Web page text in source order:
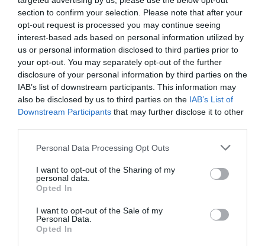
section to confirm your selection. Please note that after your
opt-out request is processed you may continue seeing
interest-based ads based on personal information utilized by
us or personal information disclosed to third parties prior to
your opt-out. You may separately opt-out of the further
disclosure of your personal information by third parties on the
IAB’s list of downstream participants. This information may
also be disclosed by us to third parties on the IAB’s List of
Downstream Participants that may further disclose it to other
Personal Data Processing Opt Outs
I want to opt-out of the Sharing of my
personal data.
Opted In
I want to opt-out of the Sale of my
Personal Data.
Opted In
de Presidència de la Generalitat Valenciana a través de
la línia d’ajudes destinada a la protecció, el foment i la
posada en valor del patrimoni i dels espais
municipals.
Els treballs se centren en una habitació de la primera
planta, on antigament es trobava lavivenda dels
Comtes d’Olocau. En concret, s’eliminaran un llavador
de pedra natural, una porta de fusta, diversos
barandats i un cel ras de canyís arrebossat amb algeps
que configuraven un antic armari i un lavabo afegits
posteriorment.